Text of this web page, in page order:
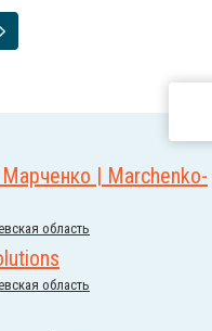
| Marchenko-
область
область